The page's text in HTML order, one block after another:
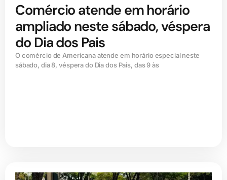
Comércio atende em horário
ampliado neste sábado, véspera
do Dia dos Pais
O comércio de Americana atende em horário especial neste
sábado, dia 8, véspera do Dia dos Pais, das 9 às